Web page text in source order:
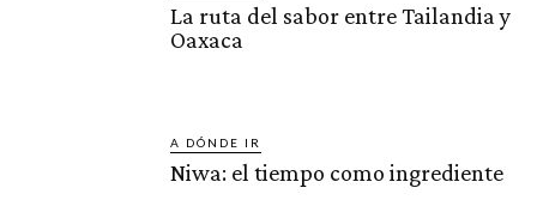
La ruta del sabor entre Tailandia y
Oaxaca
A DÓNDE IR
Niwa: el tiempo como ingrediente